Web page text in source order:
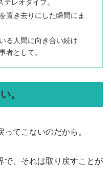
レオタイプ。
置き去りにした瞬間にま
る人間に向き合い続け
者として。
。
てこないのだから。
で、それは取り戻すことが